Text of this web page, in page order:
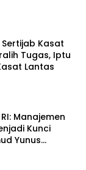
Kasat
Tugas, Iptu
Lantas
Manajemen
Kunci
Yunus